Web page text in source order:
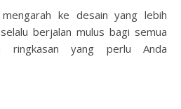
ke desain yang lebih
berjalan mulus bagi semua
ringkasan yang perlu Anda